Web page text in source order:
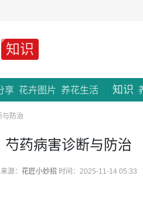
知识
享 花卉图片 养花生活 知识
与防治
芍药病害诊断与防治
来源： 花匠小妙招 时间：2025-11-14 05:33